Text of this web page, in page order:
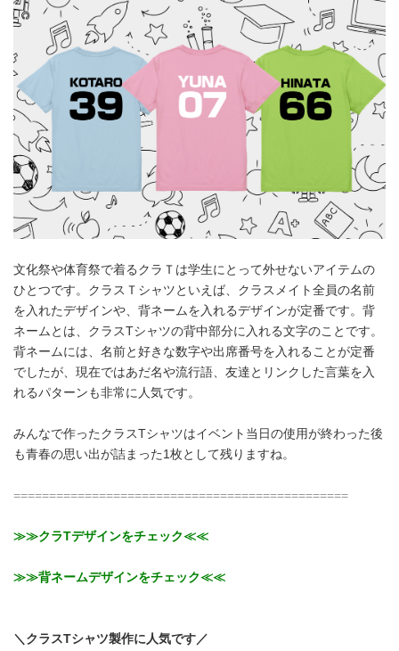
文化祭や体育祭で着るクラＴは学生にとって外せないアイテムの
ひとつです。クラスＴシャツといえば、クラスメイト全員の名前
を入れたデザインや、背ネームを入れるデザインが定番です。背
ネームとは、クラスTシャツの背中部分に入れる文字のことです。
背ネームには、名前と好きな数字や出席番号を入れることが定番
でしたが、現在ではあだ名や流行語、友達とリンクした言葉を入
れるパターンも非常に人気です。
みんなで作ったクラスTシャツはイベント当日の使用が終わった後
も青春の思い出が詰まった1枚として残りますね。
===============================================
≫≫クラTデザインをチェック≪≪
≫≫背ネームデザインをチェック≪≪
＼クラスTシャツ製作に人気です／